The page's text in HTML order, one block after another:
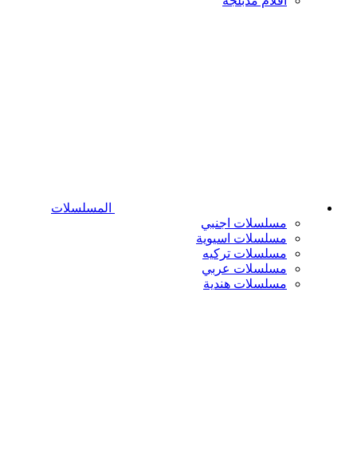
المسلسلات
مسلسلات اجنبي
مسلسلات اسيوية
مسلسلات تركيه
مسلسلات عربي
مسلسلات هندية